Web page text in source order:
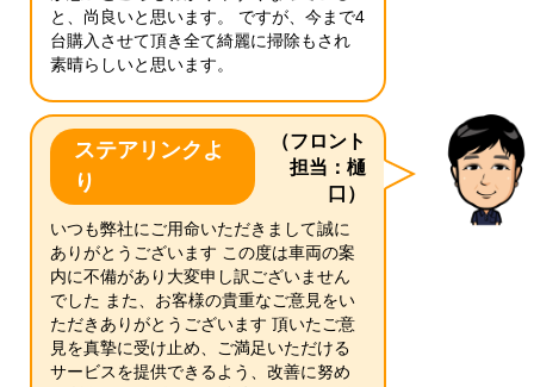
と、尚良いと思います。 ですが、今まで4
台購入させて頂き全て綺麗に掃除もされ
素晴らしいと思います。
ステアリンクよ
り
（フロント
担当：樋
口）
いつも弊社にご用命いただきまして誠に
ありがとうございます この度は車両の案
内に不備があり大変申し訳ございません
でした また、お客様の貴重なご意見をい
ただきありがとうございます 頂いたご意
見を真摯に受け止め、ご満足いただける
サービスを提供できるよう、改善に努め